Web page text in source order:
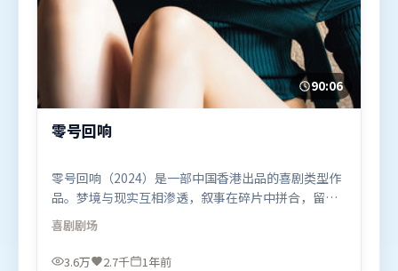
90:06
零号回响
零号回响（2024）是一部中国香港出品的喜剧类型作
品。梦境与现实互相渗透，叙事在碎片中拼合，留给
观众回味空间。群像刻画各有弧光，配角亦承担叙事
推进功能。由陈凯歌执导，廖凡、赵丽颖、黄渤，宋
康昊等联袂出演。影片于2024年12月20日（中国香
喜剧剧场
3.6万 2.7千 1年前